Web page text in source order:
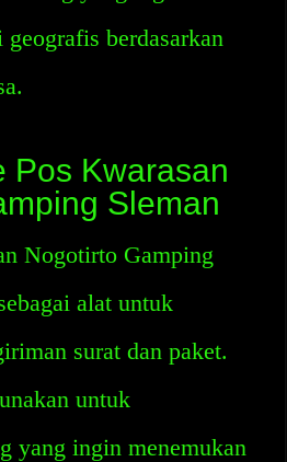
berdasarkan
Pos Kwarasan
Sleman
Nogotirto Gamping
alat untuk
surat dan paket.
untuk
yang ingin menemukan